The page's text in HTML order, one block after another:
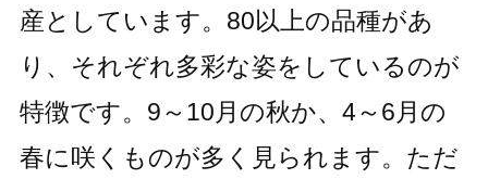
産としています。80以上の品種があ
り、それぞれ多彩な姿をしているのが
特徴です。9～10月の秋か、4～6月の
春に咲くものが多く見られます。ただ